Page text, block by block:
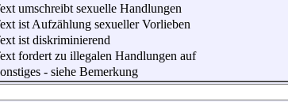
umschreibt sexuelle Handlungen
ist Aufzählung sexueller Vorlieben
ist diskriminierend
fordert zu illegalen Handlungen auf
- siehe Bemerkung